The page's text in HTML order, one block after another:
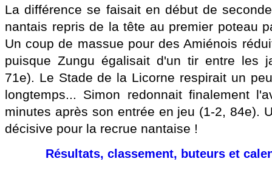
La différence se faisait en début de
nantais repris de la tête au premier poteau
Un coup de massue pour des Amiénois
puisque Zungu égalisait d'un tir entre les
71e). Le Stade de la Licorne respirait un
longtemps... Simon redonnait finalement
minutes après son entrée en jeu (1-2, 84e).
décisive pour la recrue nantaise !
Résultats, classement, buteurs et